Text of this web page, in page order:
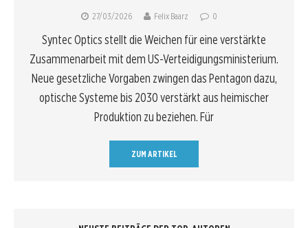
27/03/2026 Felix Baarz 0
Syntec Optics stellt die Weichen für eine verstärkte
Zusammenarbeit mit dem US-Verteidigungsministerium.
Neue gesetzliche Vorgaben zwingen das Pentagon dazu,
optische Systeme bis 2030 verstärkt aus heimischer
Produktion zu beziehen. Für
ZUM ARTIKEL